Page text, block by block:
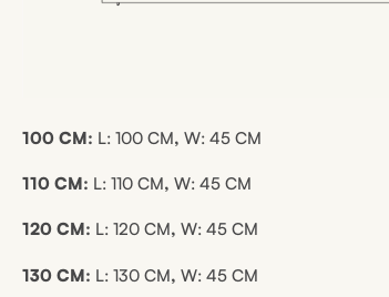
100 CM: L: 100 CM, W: 45 CM
110 CM: L: 110 CM, W: 45 CM
120 CM: L: 120 CM, W: 45 CM
130 CM: L: 130 CM, W: 45 CM